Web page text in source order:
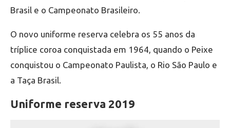
Brasil e o Campeonato Brasileiro.
O novo uniforme reserva celebra os 55 anos da
tríplice coroa conquistada em 1964, quando o Peixe
conquistou o Campeonato Paulista, o Rio São Paulo e
a Taça Brasil.
Uniforme reserva 2019